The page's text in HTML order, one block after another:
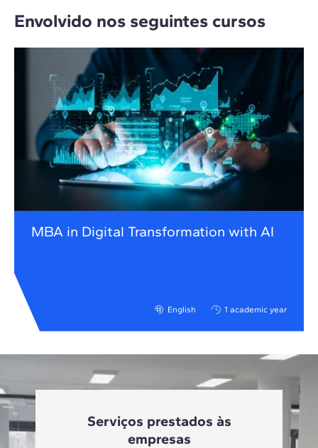
Envolvido nos seguintes cursos
MBA in Digital Transformation with AI
English 1 academic year
Serviços prestados às
empresas